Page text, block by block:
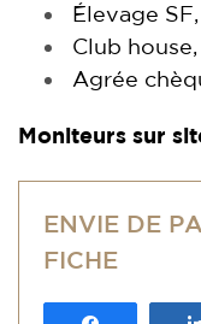
Élevage
Club
Agrée
Moniteurs sur
ENVIE DE
FICHE